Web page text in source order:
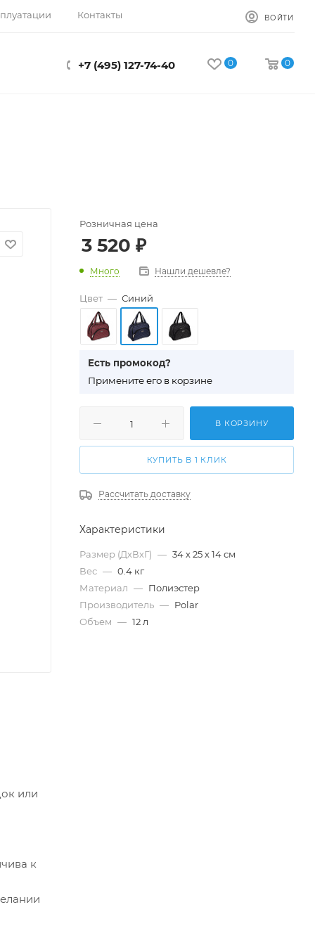
Контакты ВОЙТИ
+7 (495) 127-74-40 0 0
или
к
Розничная цена
3 520 ₽
Много Нашли дешевле?
Цвет — Синий
Есть промокод?
Примените его в корзине
В КОРЗИНУ
КУПИТЬ В 1 КЛИК
Рассчитать доставку
Характеристики
Размер (ДхВхГ) — 34 х 25 х 14 см
Вес — 0.4 кг
Материал — Полиэстер
Производитель — Polar
Объем — 12 л